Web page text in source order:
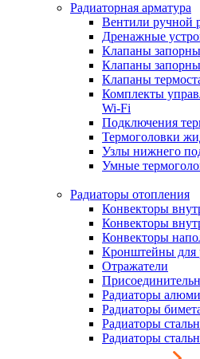
Радиаторная арматура
Вентили ручной
Дренажные
Клапаны
Клапаны
Клапаны
Комплекты
Wi-Fi
Подключения
Термоголовки
Узлы нижнего
Умные
Радиаторы отопления
Конвекторы
Конвекторы
Конвекторы
Кронштейны для
Отражатели
Радиаторы
Радиаторы
Радиаторы
Радиаторы